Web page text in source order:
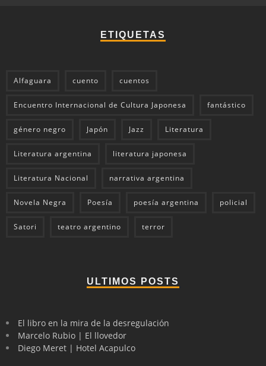
ETIQUETAS
Alfaguara cuento cuentos
Encuentro Internacional de Cultura Japonesa fantástico
género negro Japón Jazz Literatura
Literatura argentina literatura japonesa
Literatura Nacional narrativa argentina
Novela Negra Poesía poesía argentina policial
Satori teatro argentino terror
ULTIMOS POSTS
El libro en la mira de la desregulación
Marcelo Rubio | El llovedor
Diego Meret | Hotel Acapulco